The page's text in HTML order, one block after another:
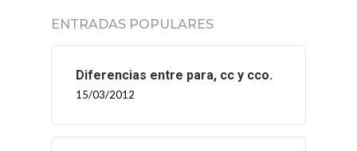
ENTRADAS POPULARES
Diferencias entre para, cc y cco.
15/03/2012